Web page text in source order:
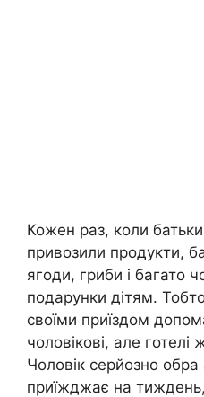
Кожен раз, коли
привозили продукти,
ягоди, гриби і багато
подарунки дітям.
своїми приїздом
чоловікові, але готелі
Чоловік серйозно
приїжджає на